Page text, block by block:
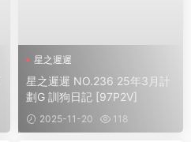
星之遲遲
星之遲遲 NO.236 25年3月計
劃G 訓狗日記 [97P2V]
2025-11-20 118